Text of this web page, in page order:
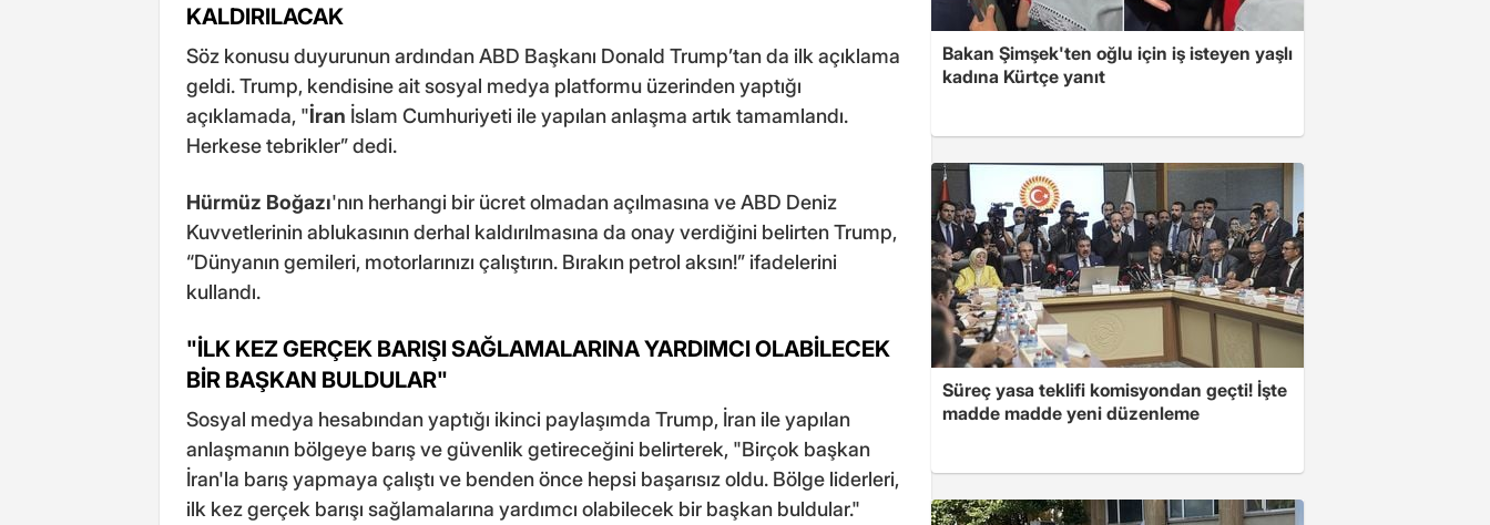
KALDIRILACAK
Söz konusu duyurunun ardından ABD Başkanı Donald Trump’tan da ilk açıklama
geldi. Trump, kendisine ait sosyal medya platformu üzerinden yaptığı
açıklamada, "İran İslam Cumhuriyeti ile yapılan anlaşma artık tamamlandı.
Herkese tebrikler” dedi.
Hürmüz Boğazı'nın herhangi bir ücret olmadan açılmasına ve ABD Deniz
Kuvvetlerinin ablukasının derhal kaldırılmasına da onay verdiğini belirten Trump,
“Dünyanın gemileri, motorlarınızı çalıştırın. Bırakın petrol aksın!” ifadelerini
kullandı.
"İLK KEZ GERÇEK BARIŞI SAĞLAMALARINA YARDIMCI OLABİLECEK
BİR BAŞKAN BULDULAR"
Sosyal medya hesabından yaptığı ikinci paylaşımda Trump, İran ile yapılan
anlaşmanın bölgeye barış ve güvenlik getireceğini belirterek, "Birçok başkan
İran'la barış yapmaya çalıştı ve benden önce hepsi başarısız oldu. Bölge liderleri,
ilk kez gerçek barışı sağlamalarına yardımcı olabilecek bir başkan buldular."
Bakan Şimşek'ten oğlu için iş isteyen yaşlı
kadına Kürtçe yanıt
Süreç yasa teklifi komisyondan geçti! İşte
madde madde yeni düzenleme